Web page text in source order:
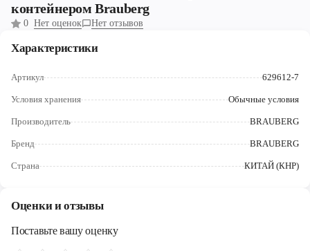
Котлас
Новодвинск
Северодвинск
Череповец
контейнером Brauberg
0 Нет оценок Нет отзывов
Характеристики
Артикул 629612-7
Условия хранения Обычные условия
Производитель BRAUBERG
Бренд BRAUBERG
Страна КИТАЙ (КНР)
Оценки и отзывы
Поставьте вашу оценку